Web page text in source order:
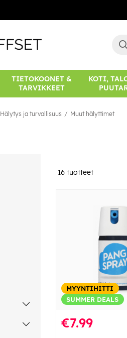
TIETOKOONET &
TARVIKKEET
KOTI,
Hälytys ja turvallisuus Muut hälyttimet
16 tuotteet
MYYNTIHITTI
SUMMER DEALS
€7.99